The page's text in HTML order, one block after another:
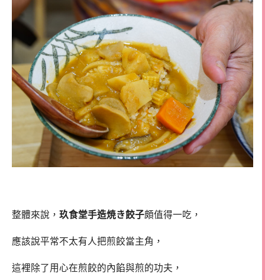
整體來說， 玖食堂手造焼き餃子頗值得一吃，
應該說平常不太有人把煎餃當主角，
這裡除了用心在煎餃的內餡與煎的功夫，